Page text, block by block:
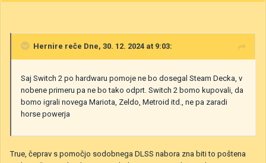
Hernire reče Dne, 30. 12. 2024 at 9:03:
Saj Switch 2 po hardwaru pomoje ne bo dosegal Steam Decka, v
nobene primeru pa ne bo tako odprt. Switch 2 bomo kupovali, da
bomo igrali novega Mariota, Zeldo, Metroid itd., ne pa zaradi
horse powerja
True, čeprav s pomočjo sodobnega DLSS nabora zna biti to poštena